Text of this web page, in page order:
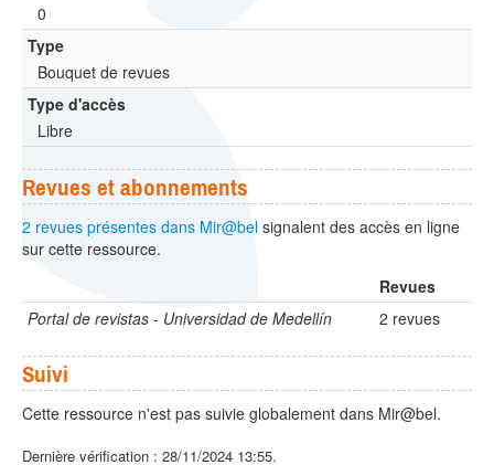
0
Type
Bouquet de revues
Type d'accès
Libre
Revues et abonnements
2 revues présentes dans Mir@bel signalent des accès en ligne
sur cette ressource.
Revues
Portal de revistas - Universidad de Medellín
2 revues
Suivi
Cette ressource n'est pas suivie globalement dans Mir@bel.
Dernière vérification : 28/11/2024 13:55.